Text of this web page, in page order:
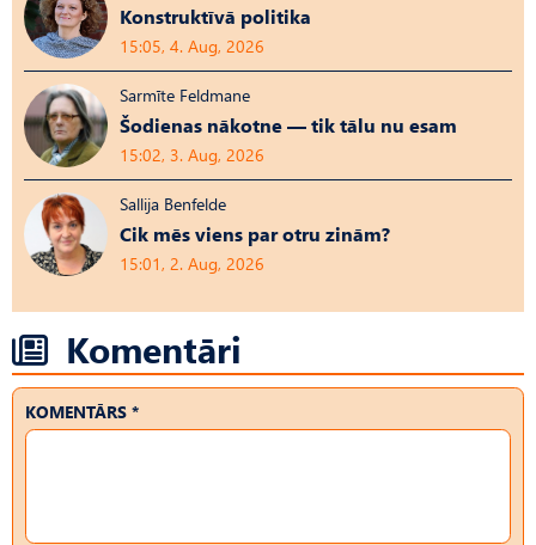
Konstruktīvā politika
15:05, 4. Aug, 2026
Sarmīte Feldmane
Šodienas nākotne — tik tālu nu esam
15:02, 3. Aug, 2026
Sallija Benfelde
Cik mēs viens par otru zinām?
15:01, 2. Aug, 2026
Komentāri
KOMENTĀRS *